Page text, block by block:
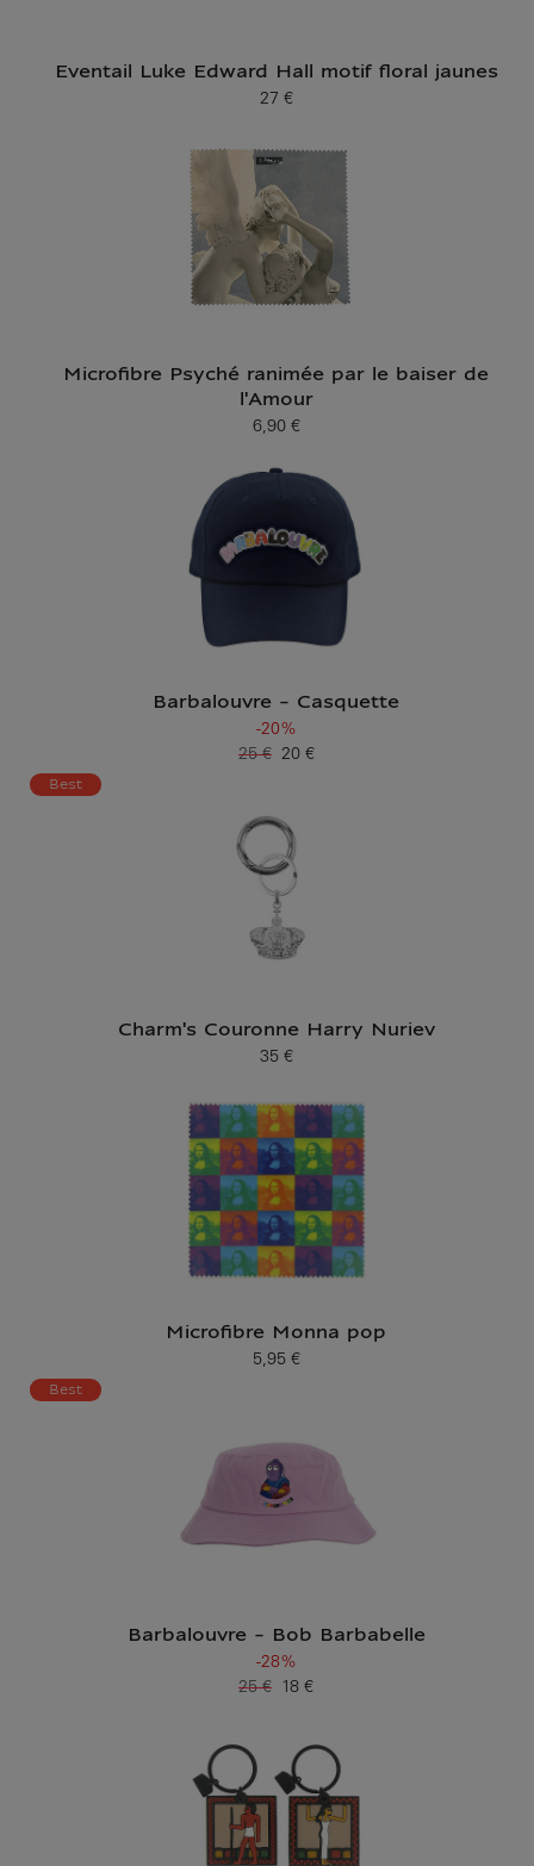
Eventail Luke Edward Hall motif floral jaunes
Prix ​​actuel
27 €
Microfibre Psyché ranimée par le baiser de
l'Amour
Prix ​​actuel
6,90 €
Barbalouvre - Casquette
-20%
Prix ​​actuel
20 €
Ancien prix
25 €
Best
Charm's Couronne Harry Nuriev
Prix ​​actuel
35 €
Microfibre Monna pop
Prix ​​actuel
5,95 €
Best
Barbalouvre - Bob Barbabelle
-28%
Prix ​​actuel
18 €
Ancien prix
25 €